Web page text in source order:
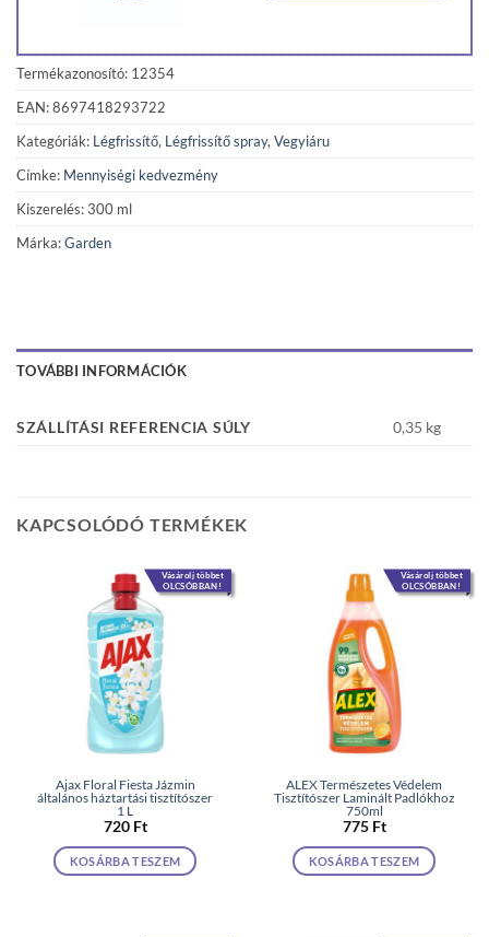
Termékazonosító: 12354
EAN: 8697418293722
Kategóriák: Légfrissítő, Légfrissítő spray, Vegyiáru
Címke: Mennyiségi kedvezmény
Kiszerelés: 300 ml
Márka:Garden
TOVÁBBI INFORMÁCIÓK
SZÁLLÍTÁSI REFERENCIA SÚLY 0,35 kg
KAPCSOLÓDÓ TERMÉKEK
Vásárolj többet
OLCSÓBBAN!
Ajax Floral Fiesta Jázmin
általános háztartási tisztítószer
1 L
720 Ft
KOSÁRBA TESZEM
Vásárolj többet
OLCSÓBBAN!
ALEX Természetes Védelem
Tisztítószer Laminált Padlókhoz
750ml
775 Ft
KOSÁRBA TESZEM